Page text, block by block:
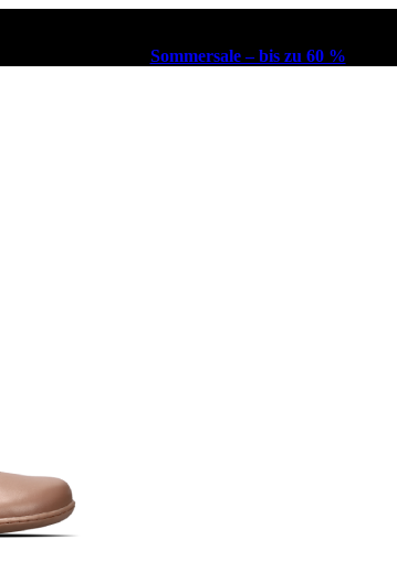
Sommersale – bis zu 60 %